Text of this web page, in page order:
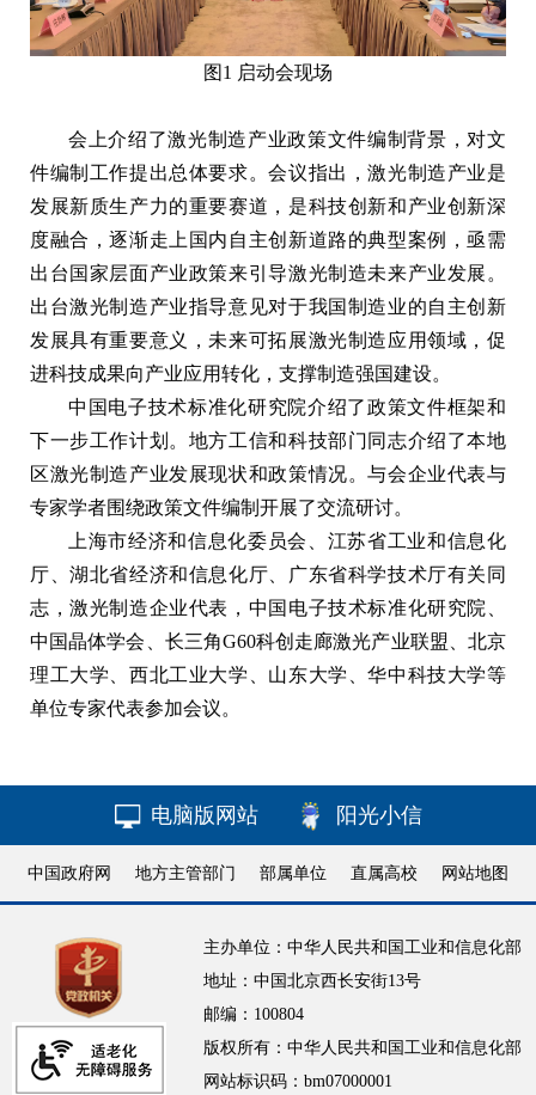
图1 启动会现场
会上介绍了激光制造产业政策文件编制背景，对文
件编制工作提出总体要求。会议指出，激光制造产业是
发展新质生产力的重要赛道，是科技创新和产业创新深
度融合，逐渐走上国内自主创新道路的典型案例，亟需
出台国家层面产业政策来引导激光制造未来产业发展。
出台激光制造产业指导意见对于我国制造业的自主创新
发展具有重要意义，未来可拓展激光制造应用领域，促
进科技成果向产业应用转化，支撑制造强国建设。
中国电子技术标准化研究院介绍了政策文件框架和
下一步工作计划。地方工信和科技部门同志介绍了本地
区激光制造产业发展现状和政策情况。与会企业代表与
专家学者围绕政策文件编制开展了交流研讨。
上海市经济和信息化委员会、江苏省工业和信息化
厅、湖北省经济和信息化厅、广东省科学技术厅有关同
志，激光制造企业代表，中国电子技术标准化研究院、
中国晶体学会、长三角G60科创走廊激光产业联盟、北京
理工大学、西北工业大学、山东大学、华中科技大学等
单位专家代表参加会议。
电脑版网站 阳光小信
中国政府网 地方主管部门 部属单位 直属高校 网站地图
主办单位：中华人民共和国工业和信息化部
地址：中国北京西长安街13号
邮编：100804
版权所有：中华人民共和国工业和信息化部
网站标识码：bm07000001